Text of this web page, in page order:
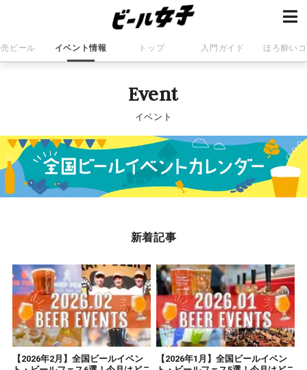
ビール イベント情報 トップ 入門ガイド ほろ酔い
Event
イベント
新着記事
【2026年2月】全国ビールイベン
【2026年1月】全国ビールイベン